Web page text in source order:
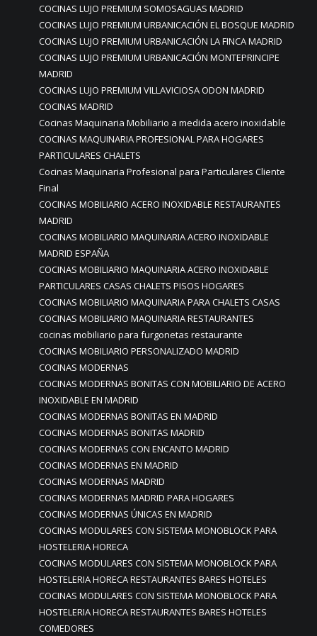
COCINAS LUJO PREMIUM SOMOSAGUAS MADRID
COCINAS LUJO PREMIUM URBANICACIÓN EL BOSQUE MADRID
COCINAS LUJO PREMIUM URBANICACIÓN LA FINCA MADRID
COCINAS LUJO PREMIUM URBANICACIÓN MONTEPRINCIPE
MADRID
COCINAS LUJO PREMIUM VILLAVICIOSA ODON MADRID
COCINAS MADRID
Cocinas Maquinaria Mobiliario a medida acero inoxidable
COCINAS MAQUINARIA PROFESIONAL PARA HOGARES
PARTICULARES CHALETS
Cocinas Maquinaria Profesional para Particulares Cliente
Final
COCINAS MOBILIARIO ACERO INOXIDABLE RESTAURANTES
MADRID
COCINAS MOBILIARIO MAQUINARIA ACERO INOXIDABLE
MADRID ESPAÑA
COCINAS MOBILIARIO MAQUINARIA ACERO INOXIDABLE
PARTICULARES CASAS CHALETS PISOS HOGARES
COCINAS MOBILIARIO MAQUINARIA PARA CHALETS CASAS
COCINAS MOBILIARIO MAQUINARIA RESTAURANTES
cocinas mobiliario para furgonetas restaurante
COCINAS MOBILIARIO PERSONALIZADO MADRID
COCINAS MODERNAS
COCINAS MODERNAS BONITAS CON MOBILIARIO DE ACERO
INOXIDABLE EN MADRID
COCINAS MODERNAS BONITAS EN MADRID
COCINAS MODERNAS BONITAS MADRID
COCINAS MODERNAS CON ENCANTO MADRID
COCINAS MODERNAS EN MADRID
COCINAS MODERNAS MADRID
COCINAS MODERNAS MADRID PARA HOGARES
COCINAS MODERNAS ÚNICAS EN MADRID
COCINAS MODULARES CON SISTEMA MONOBLOCK PARA
HOSTELERIA HORECA
COCINAS MODULARES CON SISTEMA MONOBLOCK PARA
HOSTELERIA HORECA RESTAURANTES BARES HOTELES
COCINAS MODULARES CON SISTEMA MONOBLOCK PARA
HOSTELERIA HORECA RESTAURANTES BARES HOTELES
COMEDORES